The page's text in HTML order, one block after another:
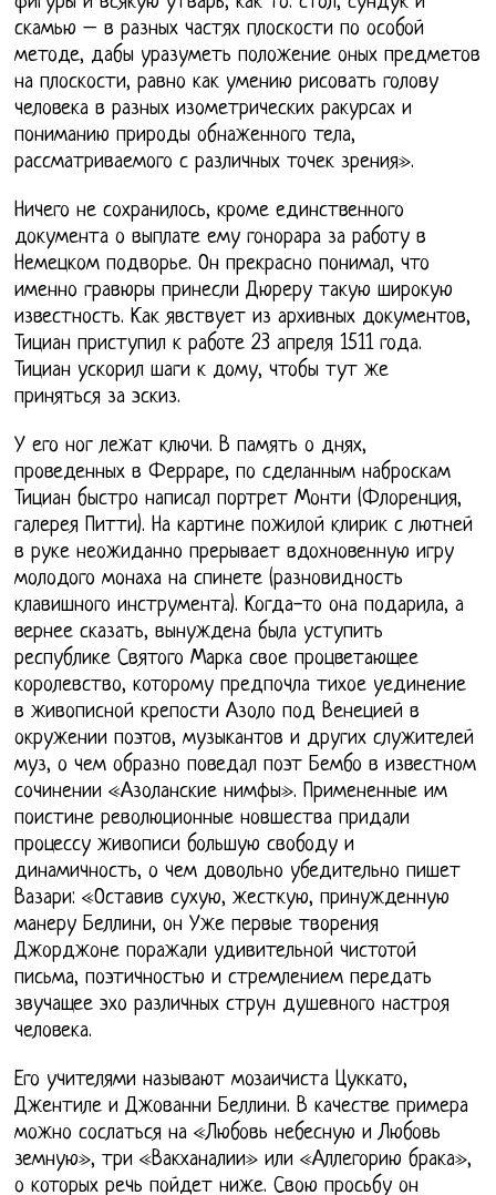
скамью – в разных частях плоскости по особой
методе, дабы уразуметь положение оных предметов
на плоскости, равно как умению рисовать голову
человека в разных изометрических ракурсах и
пониманию природы обнаженного тела,
рассматриваемого с различных точек зрения».
Ничего не сохранилось, кроме единственного
документа о выплате ему гонорара за работу в
Немецком подворье. Он прекрасно понимал, что
именно гравюры принесли Дюреру такую широкую
известность. Как явствует из архивных документов,
Тициан приступил к работе 23 апреля 1511 года.
Тициан ускорил шаги к дому, чтобы тут же
приняться за эскиз.
У его ног лежат ключи. В память о днях,
проведенных в Ферраре, по сделанным наброскам
Тициан быстро написал портрет Монти (Флоренция,
галерея Питти). На картине пожилой клирик с лютней
в руке неожиданно прерывает вдохновенную игру
молодого монаха на спинете (разновидность
клавишного инструмента). Когда-то она подарила, а
вернее сказать, вынуждена была уступить
республике Святого Марка свое процветающее
королевство, которому предпочла тихое уединение
в живописной крепости Азоло под Венецией в
окружении поэтов, музыкантов и других служителей
муз, о чем образно поведал поэт Бембо в известном
сочинении «Азоланские нимфы». Примененные им
поистине революционные новшества придали
процессу живописи большую свободу и
динамичность, о чем довольно убедительно пишет
Вазари: «Оставив сухую, жесткую, принужденную
манеру Беллини, он Уже первые творения
Джорджоне поражали удивительной чистотой
письма, поэтичностью и стремлением передать
звучащее эхо различных струн душевного настроя
человека.
Его учителями называют мозаичиста Цуккато,
Джентиле и Джованни Беллини. В качестве примера
можно сослаться на «Любовь небесную и Любовь
земную», три «Вакханалии» или «Аллегорию брака»,
о которых речь пойдет ниже. Свою просьбу он